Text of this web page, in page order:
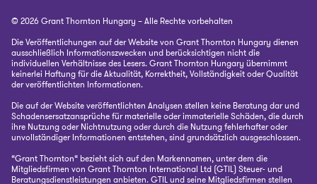
© 2026 Grant Thornton Hungary – Alle Rechte vorbehalten
Die Veröffentlichungen auf der Website von Grant Thornton Hungary dienen
ausschließlich Informationszwecken und berücksichtigen nicht die
individuellen Verhältnisse des Lesers. Grant Thornton Hungary übernimmt
keinerlei Haftung für die Aktualität, Korrektheit, Vollständigkeit oder Qualität
der veröffentlichten Informationen.
Die auf der Website veröffentlichten Analysen stellen keine Beratung dar und
Schadensersatzansprüche für materielle oder immaterielle Schäden, die durch
ihre Nutzung oder Nichtnutzung oder durch die Nutzung fehlerhafter oder
unvollständiger Informationen entstehen, sind grundsätzlich ausgeschlossen.
“Grant Thornton“ bezieht sich auf den Markennamen, unter dem die
Mitgliedsfirmen von Grant Thornton International Ltd (GTIL) Steuer- und
Beratungsdienstleistungen anbieten. GTIL und seine Mitgliedsfirmen stellen